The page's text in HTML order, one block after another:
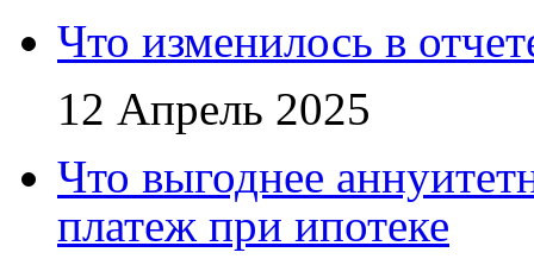
Что изменилось в
12 Апрель 2025
Что выгоднее
платеж при ипотеке